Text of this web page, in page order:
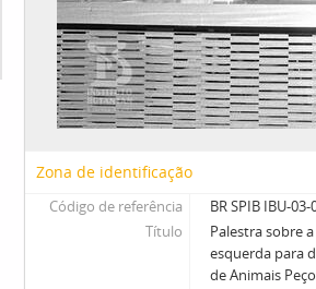
Zona de identificação
Código de referência
BR SPIB IBU-
Título
Palestra sobre
esquerda para
de Animais